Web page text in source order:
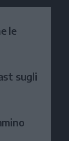
le
sugli